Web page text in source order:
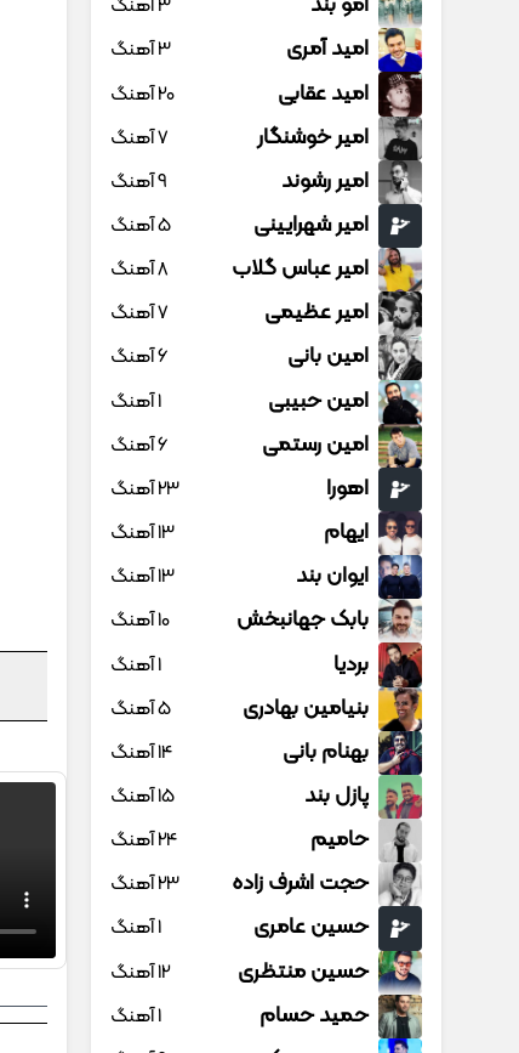
3 آهنگ
امید آمری 3 آهنگ
امید عقابی 20 آهنگ
امیر خوشنگار 7 آهنگ
امیر رشوند 9 آهنگ
امیر شهرایینی 5 آهنگ
امیر عباس گلاب 8 آهنگ
امیر عظیمی 7 آهنگ
امین بانی 6 آهنگ
امین حبیبی 1 آهنگ
امین رستمی 6 آهنگ
اهورا 23 آهنگ
ایهام 13 آهنگ
ایوان بند 13 آهنگ
بابک جهانبخش 10 آهنگ
بردیا 1 آهنگ
بنیامین بهادری 5 آهنگ
بهنام بانی 14 آهنگ
پازل بند 15 آهنگ
حامیم 24 آهنگ
حجت اشرف زاده 23 آهنگ
حسین عامری 1 آهنگ
حسین منتظری 12 آهنگ
حمید حسام 1 آهنگ